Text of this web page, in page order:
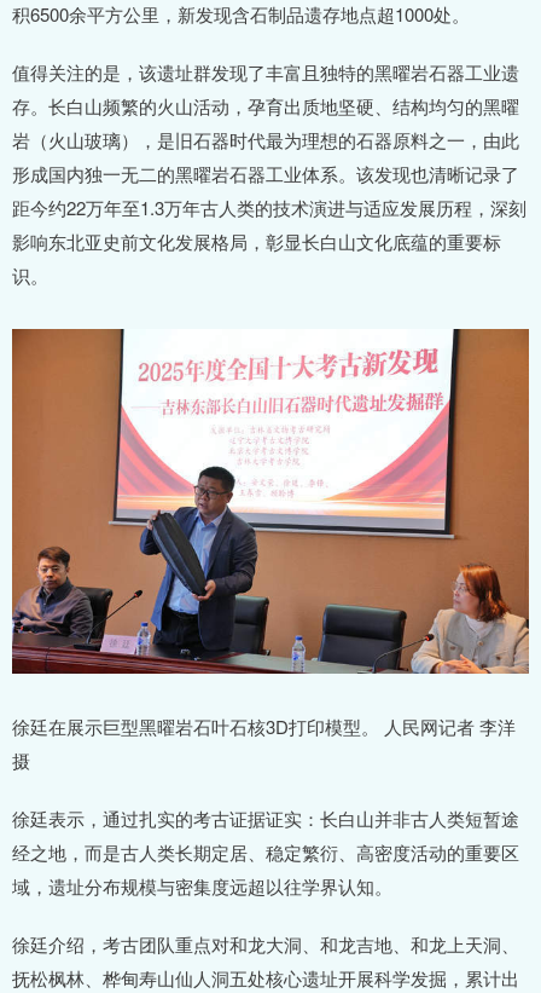
积6500余平方公里，新发现含石制品遗存地点超1000处。
值得关注的是，该遗址群发现了丰富且独特的黑曜岩石器工业遗
存。长白山频繁的火山活动，孕育出质地坚硬、结构均匀的黑曜
岩（火山玻璃），是旧石器时代最为理想的石器原料之一，由此
形成国内独一无二的黑曜岩石器工业体系。该发现也清晰记录了
距今约22万年至1.3万年古人类的技术演进与适应发展历程，深刻
影响东北亚史前文化发展格局，彰显长白山文化底蕴的重要标
识。
徐廷在展示巨型黑曜岩石叶石核3D打印模型。 人民网记者 李洋
摄
徐廷表示，通过扎实的考古证据证实：长白山并非古人类短暂途
经之地，而是古人类长期定居、稳定繁衍、高密度活动的重要区
域，遗址分布规模与密集度远超以往学界认知。
徐廷介绍，考古团队重点对和龙大洞、和龙吉地、和龙上天洞、
抚松枫林、桦甸寿山仙人洞五处核心遗址开展科学发掘，累计出